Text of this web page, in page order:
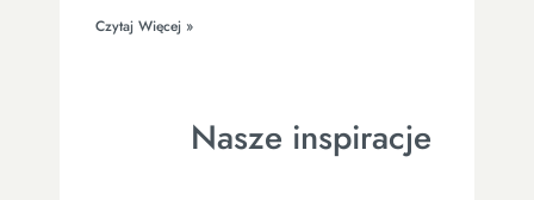
Czytaj Więcej »
Nasze inspiracje